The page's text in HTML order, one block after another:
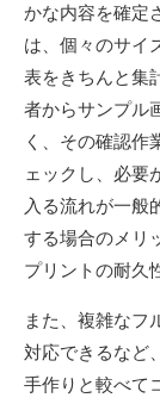
かな内容を確定
は、個々のサイ
表をきちんと集
者からサンプル
く、その確認作
ェックし、必要
入る流れが一般
する場合のメリ
プリントの耐久
また、複雑なフ
対応できるなど
手作りと較べて